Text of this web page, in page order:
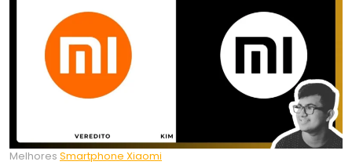
Melhores Smartphone Xiaomi